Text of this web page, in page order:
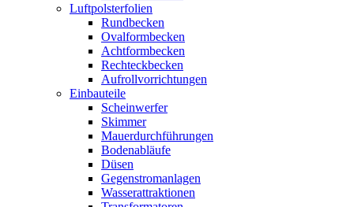
Luftpolsterfolien
Rundbecken
Ovalformbecken
Achtformbecken
Rechteckbecken
Aufrollvorrichtungen
Einbauteile
Scheinwerfer
Skimmer
Mauerdurchführungen
Bodenabläufe
Düsen
Gegenstromanlagen
Wasserattraktionen